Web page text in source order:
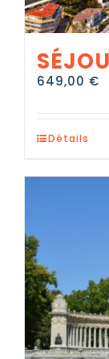
649,00 €
Détails